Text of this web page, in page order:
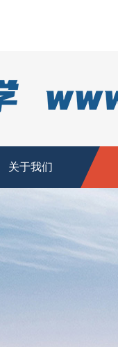
关于我们